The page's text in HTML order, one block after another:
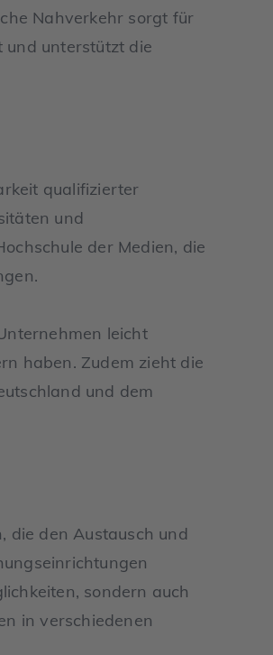
Nahverkehr sorgt für
und unterstützt die
qualifizierter
und
der Medien, die
leicht
haben. Zudem zieht die
und dem
die den Austausch und
sondern auch
in verschiedenen